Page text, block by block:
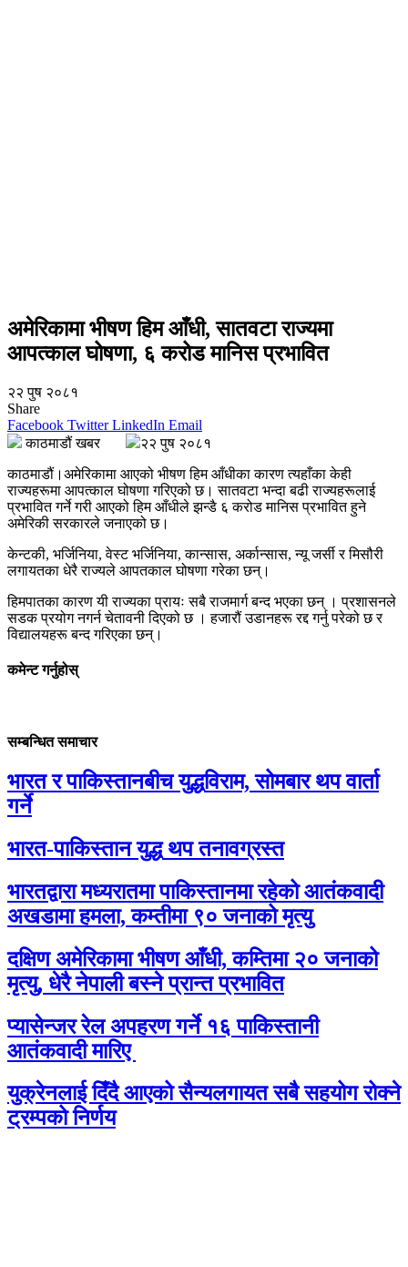
अमेरिकामा भीषण हिम आँधी, सातवटा राज्यमा
आपत्काल घोषणा, ६ करोड मानिस प्रभावित
२२ पुष २०८१
Share
Facebook Twitter LinkedIn Email
काठमाडौं खबर
२२ पुष २०८१
काठमाडौं।अमेरिकामा आएको भीषण हिम आँधीका कारण त्यहाँका केही
राज्यहरूमा आपत्काल घोषणा गरिएको छ। सातवटा भन्दा बढी राज्यहरूलाई
प्रभावित गर्ने गरी आएको हिम आँधीले झन्डै ६ करोड मानिस प्रभावित हुने
अमेरिकी सरकारले जनाएको छ।
केन्टकी, भर्जिनिया, वेस्ट भर्जिनिया, कान्सास, अर्कान्सास, न्यू जर्सी र मिसौरी
लगायतका धेरै राज्यले आपतकाल घोषणा गरेका छन्।
हिमपातका कारण यी राज्यका प्रायः सबै राजमार्ग बन्द भएका छन् । प्रशासनले
सडक प्रयोग नगर्न चेतावनी दिएको छ । हजारौं उडानहरू रद्द गर्नु परेको छ र
विद्यालयहरू बन्द गरिएका छन्।
कमेन्ट गर्नुहोस्
सम्बन्धित समाचार
भारत र पाकिस्तानबीच युद्धविराम, सोमबार थप वार्ता
गर्ने
भारत-पाकिस्तान युद्ध थप तनावग्रस्त
भारतद्वारा मध्यरातमा पाकिस्तानमा रहेको आतंकवादी
अखडामा हमला, कम्तीमा ९० जनाको मृत्यु
दक्षिण अमेरिकामा भीषण आँधी, कम्तिमा २० जनाको
मृत्यु, धेरै नेपाली बस्ने प्रान्त प्रभावित
प्यासेन्जर रेल अपहरण गर्ने १६ पाकिस्तानी
आतंकवादी मारिए
युक्रेनलाई दिँदै आएको सैन्यलगायत सबै सहयोग रोक्ने
ट्रम्पको निर्णय